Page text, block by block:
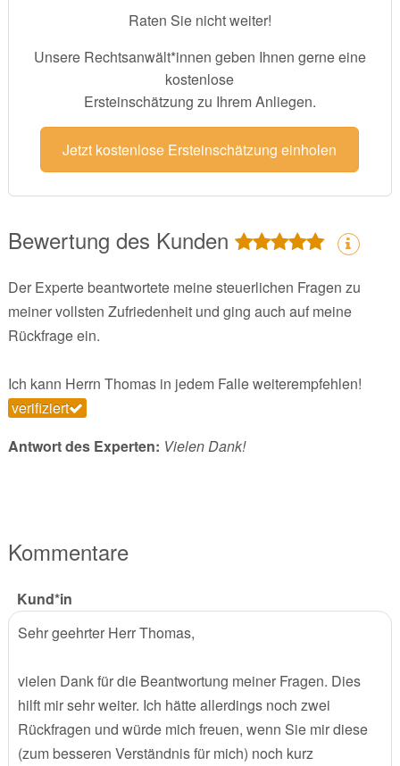
Raten Sie nicht weiter!
Unsere Rechtsanwält*innen geben Ihnen gerne eine
kostenlose
Ersteinschätzung zu Ihrem Anliegen.
Jetzt kostenlose Ersteinschätzung einholen
Bewertung des Kunden
Der Experte beantwortete meine steuerlichen Fragen zu
meiner vollsten Zufriedenheit und ging auch auf meine
Rückfrage ein.
Ich kann Herrn Thomas in jedem Falle weiterempfehlen!
verifiziert
Antwort des Experten: Vielen Dank!
Kommentare
Kund*in
Sehr geehrter Herr Thomas,
vielen Dank für die Beantwortung meiner Fragen. Dies
hilft mir sehr weiter. Ich hätte allerdings noch zwei
Rückfragen und würde mich freuen, wenn Sie mir diese
(zum besseren Verständnis für mich) noch kurz